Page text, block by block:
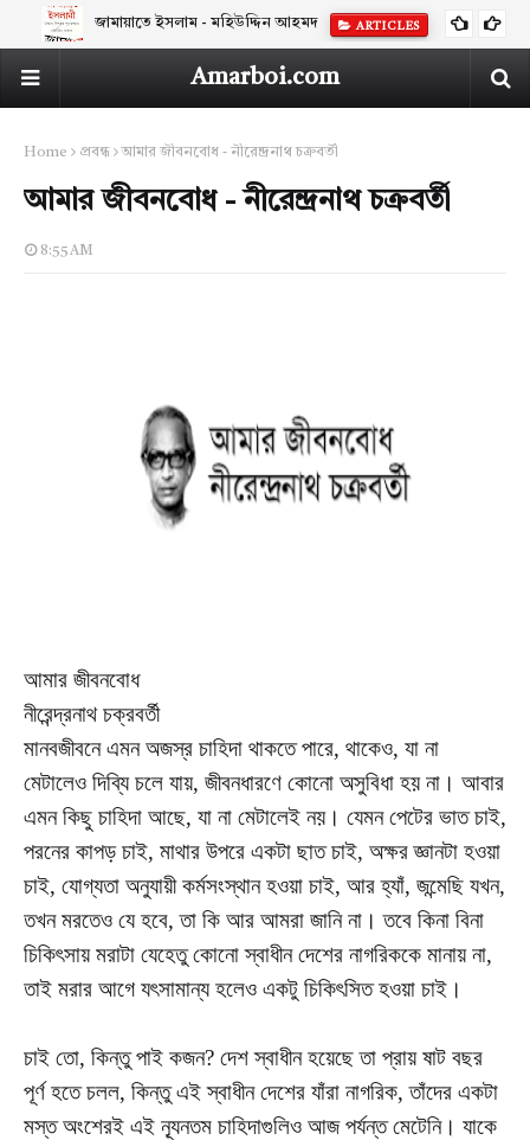
জামায়াতে ইসলাম - মহিউদ্দিন আহমদ ARTICLES
Amarboi.com
Home প্রবন্ধ আমার জীবনবোধ - নীরেন্দ্রনাথ চক্রবর্তী
আমার জীবনবোধ - নীরেন্দ্রনাথ চক্রবর্তী
8:55 AM
আমার জীবনবোধ
নীরেন্দ্রনাথ চক্রবর্তী
মানবজীবনে এমন অজস্র চাহিদা থাকতে পারে, থাকেও, যা না
মেটালেও দিব্যি চলে যায়, জীবনধারণে কোনো অসুবিধা হয় না। আবার
এমন কিছু চাহিদা আছে, যা না মেটালেই নয়। যেমন পেটের ভাত চাই,
পরনের কাপড় চাই, মাথার উপরে একটা ছাত চাই, অক্ষর জ্ঞানটা হওয়া
চাই, যোগ্যতা অনুযায়ী কর্মসংস্থান হওয়া চাই, আর হ্যাঁ, জন্মেছি যখন,
তখন মরতেও যে হবে, তা কি আর আমরা জানি না। তবে কিনা বিনা
চিকিৎসায় মরাটা যেহেতু কোনো স্বাধীন দেশের নাগরিককে মানায় না,
তাই মরার আগে যৎসামান্য হলেও একটু চিকিৎসিত হওয়া চাই।
চাই তো, কিন্তু পাই কজন? দেশ স্বাধীন হয়েছে তা প্রায় ষাট বছর
পূর্ণ হতে চলল, কিন্তু এই স্বাধীন দেশের যাঁরা নাগরিক, তাঁদের একটা
মস্ত অংশেরই এই নূ্যনতম চাহিদাগুলিও আজ পর্যন্ত মেটেনি। যাকে